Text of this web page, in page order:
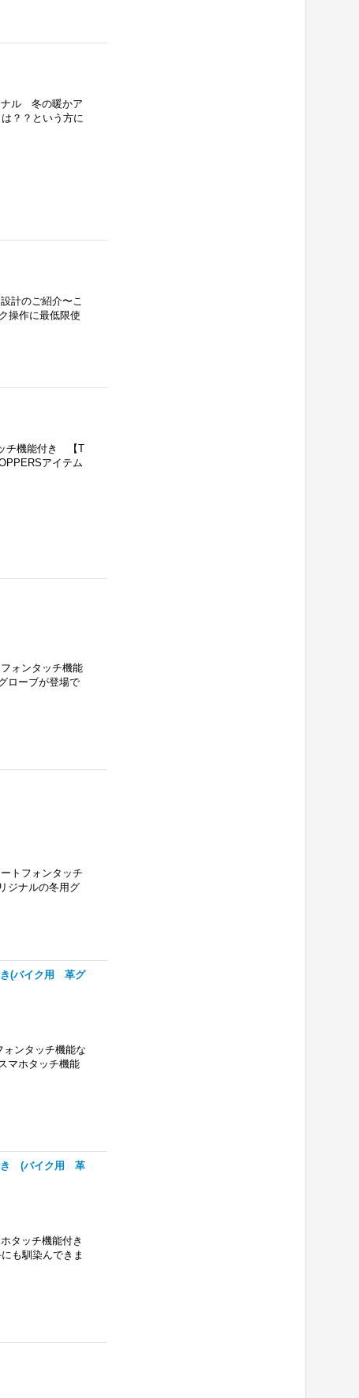
けますhttps://ucchoppers.ocnk.net/product/282
ナル 冬の暖かア
？？という方に
計のご紹介〜こ
操作に最低限使
チ機能付き 【T
アイテム
ォンタッチ機能
ローブが登場で
トフォンタッチ
ジナルの冬用グ
(バイク用 革グ
ンタッチ機能な
マホタッチ機能
き (バイク用 革
タッチ機能付き
も馴染んできま